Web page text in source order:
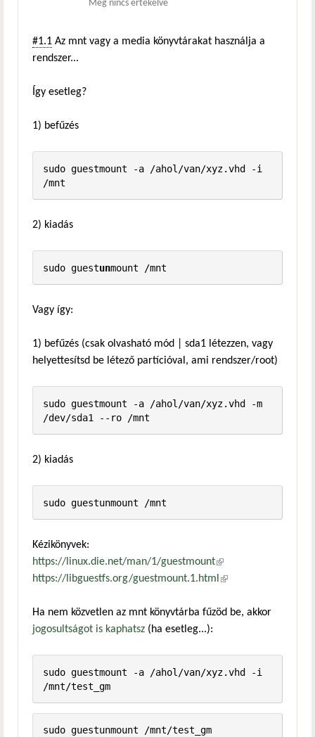
Még nincs értékelve
#1.1 Az mnt vagy a media könyvtárakat használja a
rendszer...
Így esetleg?
1) befűzés
sudo guestmount -a /ahol/van/xyz.vhd -i
/mnt
2) kiadás
sudo guestunmount /mnt
Vagy így:
1) befűzés (csak olvasható mód | sda1 létezzen, vagy
helyettesítsd be létező partícióval, ami rendszer/root)
sudo guestmount -a /ahol/van/xyz.vhd -m
/dev/sda1 --ro /mnt
2) kiadás
sudo guestunmount /mnt
Kézikönyvek:
https://linux.die.net/man/1/guestmount(külső hivatkozás)
https://libguestfs.org/guestmount.1.html(külső
Ha nem közvetlen az mnt könyvtárba fűzöd be, akkor
jogosultságot is kaphatsz (ha esetleg...):
sudo guestmount -a /ahol/van/xyz.vhd -i
/mnt/test_gm
sudo guestunmount /mnt/test_gm